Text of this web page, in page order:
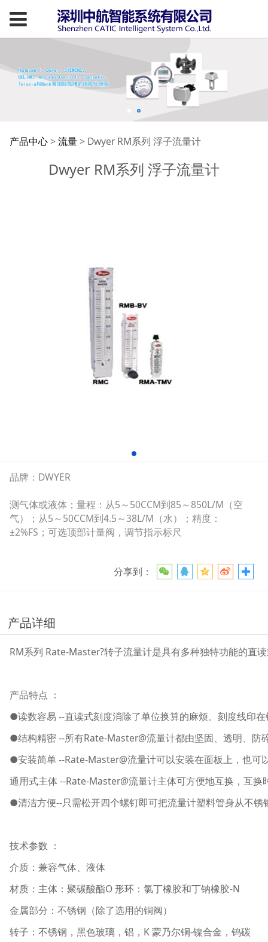
Dwyer RM系列 浮子流
量计
产品中心> 流量> Dwyer RM系列 浮子流量计
Dwyer RM系列 浮子流量计
品牌：DWYER
测气体或液体；量程：从5～50CCM到85～850L/M（空
气）；从5～50CCM到4.5～38L/M（水）；精度：
±2%FS；可选顶部计量阀，调节指示标尺
分享到：
产品详细
RM系列 Rate-Master?转子流量计是具有多种独特功能的直
产品特点 ：
●读数容易 --直读式刻度消除了单位换算的麻烦。刻度线印
●结构精密 --所有Rate-Master@流量计都由坚固、透明、防
●安装简单 --Rate-Master@流量计可以安装在面板上，也
通用式主体 --Rate-Master@流量计主体可方便地互换，互
●清洁方便--只需松开四个螺钉即可把流量计塑料管身从不
技术参数 ：
介质：兼容气体、液体
材质：主体：聚碳酸酯O 形环：氯丁橡胶和丁钠橡胶-N
金属部分：不锈钢（除了选用的铜阀）
转子：不锈钢，黑色玻璃，铝，K 蒙乃尔铜-镍合金，钨碳